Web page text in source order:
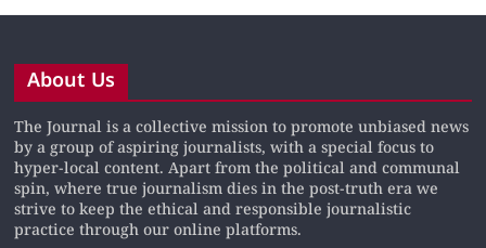
About Us
The Journal is a collective mission to promote unbiased news
by a group of aspiring journalists, with a special focus to
hyper-local content. Apart from the political and communal
spin, where true journalism dies in the post-truth era we
strive to keep the ethical and responsible journalistic
practice through our online platforms.